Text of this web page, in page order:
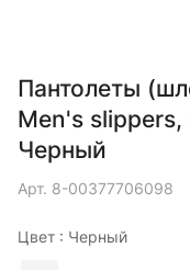
Пантолеты
Men's
Черный
Арт. 8-00377706098
Цвет : Черный